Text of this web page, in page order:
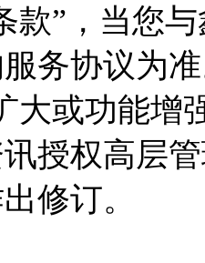
款”，当您
务协议为
大或功能增
授权高层
修订。